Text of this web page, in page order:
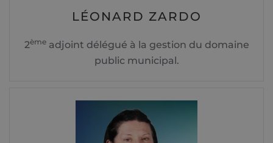
LÉONARD ZARDO
2èmeadjoint délégué à la gestion du domaine
public municipal.